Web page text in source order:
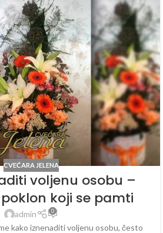
CVEĆARA JELENA
voljenu osobu –
koji se pamti
admin 0
kako iznenaditi voljenu osobu, često